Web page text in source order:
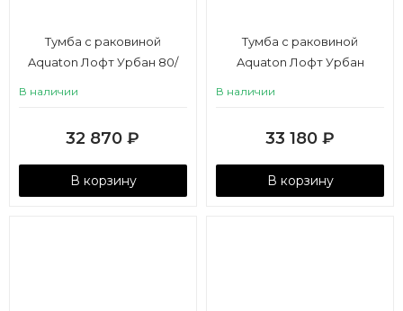
Тумба с раковиной
Aquaton Лофт Урбан 80/
В наличии
32 870 ₽
В корзину
Тумба с раковиной
Aquaton Лофт Урбан
В наличии
33 180 ₽
В корзину